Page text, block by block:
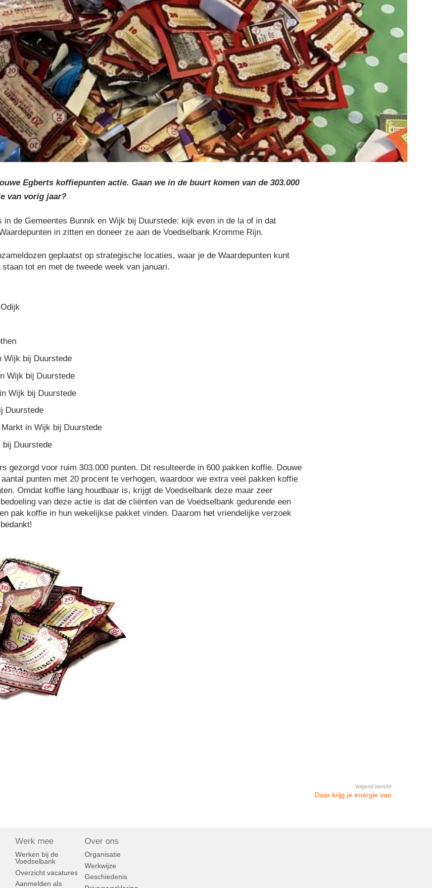
Egberts koffiepunten actie. Gaan we in de buurt komen van de 303.000
van vorig jaar?
in de Gemeentes Bunnik en Wijk bij Duurstede: kijk even in de la of in dat
in zitten en doneer ze aan de Voedselbank Kromme Rijn.
geplaatst op strategische locaties, waar je de Waardepunten kunt
tot en met de tweede week van januari.
Wijk bij Duurstede
Wijk bij Duurstede
Wijk bij Duurstede
Duurstede
in Wijk bij Duurstede
bij Duurstede
gezorgd voor ruim 303.000 punten. Dit resulteerde in 600 pakken koffie. Douwe
punten met 20 procent te verhogen, waardoor we extra veel pakken koffie
Omdat koffie lang houdbaar is, krijgt de Voedselbank deze maar zeer
van deze actie is dat de cliënten van de Voedselbank gedurende een
pak koffie in hun wekelijkse pakket vinden. Daarom het vriendelijke verzoek
Volgend bericht
Daar krijg je energie van
Werk mee
Werken bij de
Voedselbank
Overzicht vacatures
Aanmelden als
Over ons
Organisatie
Werkwijze
Geschiedenis